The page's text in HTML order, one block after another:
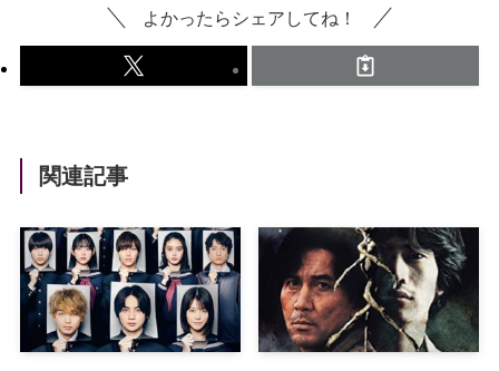
よかったらシェアしてね！
関連記事